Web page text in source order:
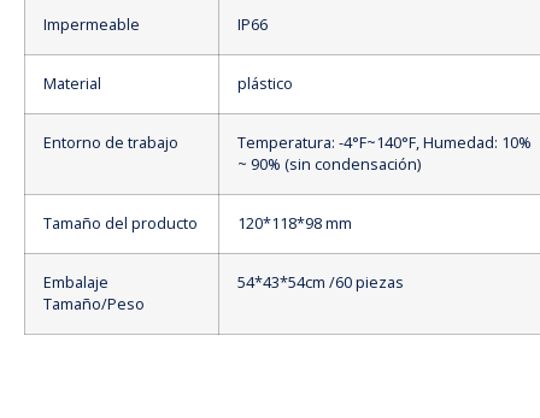
Impermeable IP66
Material plástico
Entorno de trabajo
Temperatura: -4°F~140°F, Humedad: 10%
~ 90% (sin condensación)
Tamaño del producto 120*118*98 mm
Embalaje
Tamaño/Peso
54*43*54cm /60 piezas